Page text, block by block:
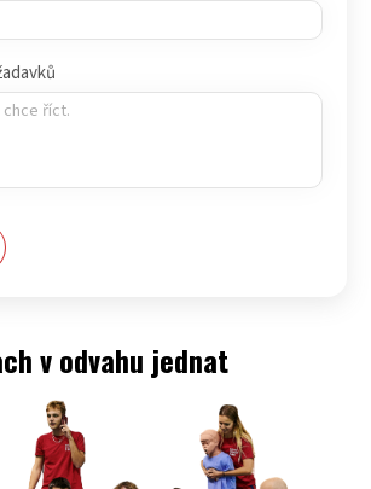
v odvahu jednat